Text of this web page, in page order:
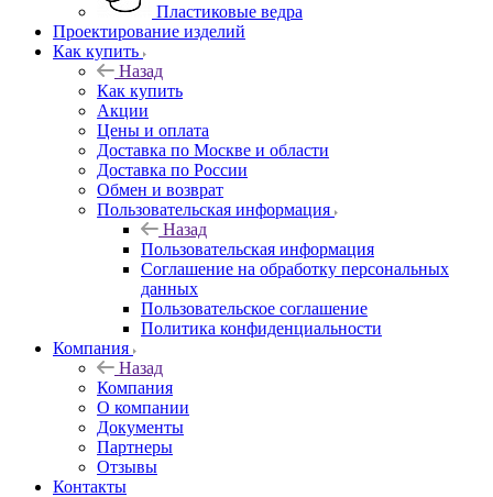
Пластиковые ведра
Проектирование изделий
Как купить
Назад
Как купить
Акции
Цены и оплата
Доставка по Москве и области
Доставка по России
Обмен и возврат
Пользовательская информация
Назад
Пользовательская информация
Соглашение на обработку персональных
данных
Пользовательское соглашение
Политика конфиденциальности
Компания
Назад
Компания
О компании
Документы
Партнеры
Отзывы
Контакты